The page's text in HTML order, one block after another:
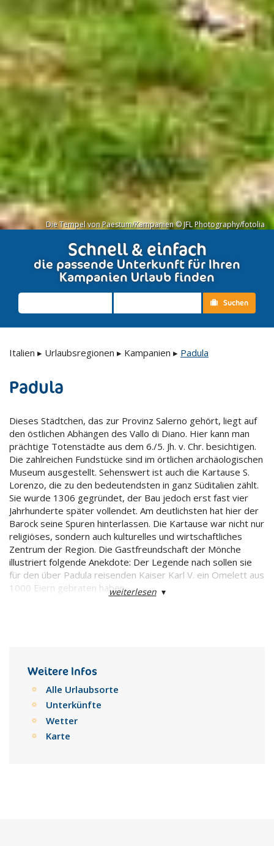
Die Tempel von Paestum/Kampanien © JFL Photography/fotolia
Schnell & einfach
die passende Unterkunft für Ihren
Kampanien Urlaub finden
Suchen
Italien ▸ Urlaubsregionen ▸ Kampanien ▸ Padula
Padula
Dieses Städtchen, das zur Provinz Salerno gehört, liegt auf
den östlichen Abhängen des Vallo di Diano. Hier kann man
prächtige Totenstädte aus dem 6./5. Jh. v. Chr. besichtigen.
Die zahlreichen Fundstücke sind im örtlichen archäologischen
Museum ausgestellt. Sehenswert ist auch die Kartause S.
Lorenzo, die zu den bedeutendsten in ganz Süditalien zählt.
Sie wurde 1306 gegründet, der Bau jedoch erst fast vier
Jahrhunderte später vollendet. Am deutlichsten hat hier der
Barock seine Spuren hinterlassen. Die Kartause war nicht nur
religiöses, sondern auch kulturelles und wirtschaftliches
Zentrum der Region. Die Gastfreundschaft der Mönche
illustriert folgende Anekdote: Der Legende nach sollen sie
für den über Padula reisenden Kaiser Karl V. ein Omelett aus
1000 Eiern gebraten haben.weiterlesen▾
Weitere Infos
Alle Urlaubsorte
Unterkünfte
Wetter
Karte